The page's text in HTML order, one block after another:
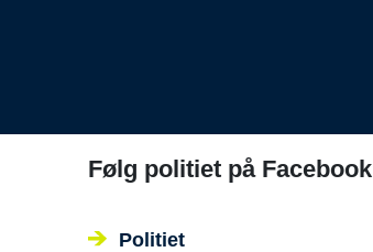
Følg politiet på Facebook
Politiet